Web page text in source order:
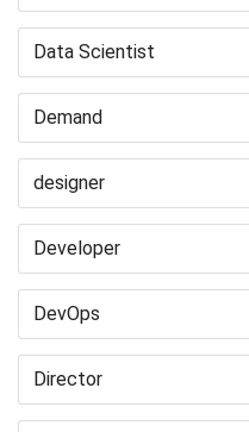
Data Scientist
Demand
designer
Developer
DevOps
Director